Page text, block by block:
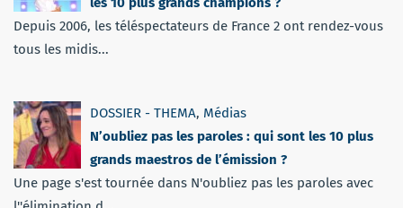
Depuis 2006, les téléspectateurs de France 2 ont rendez-vous
tous les midis...
DOSSIER - THEMA, Médias
N’oubliez pas les paroles : qui sont les 10 plus
grands maestros de l’émission ?
Une page s'est tournée dans N'oubliez pas les paroles avec